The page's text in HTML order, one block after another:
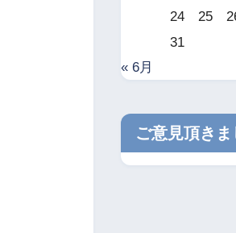
24
25
31
« 6月
ご意見頂きま